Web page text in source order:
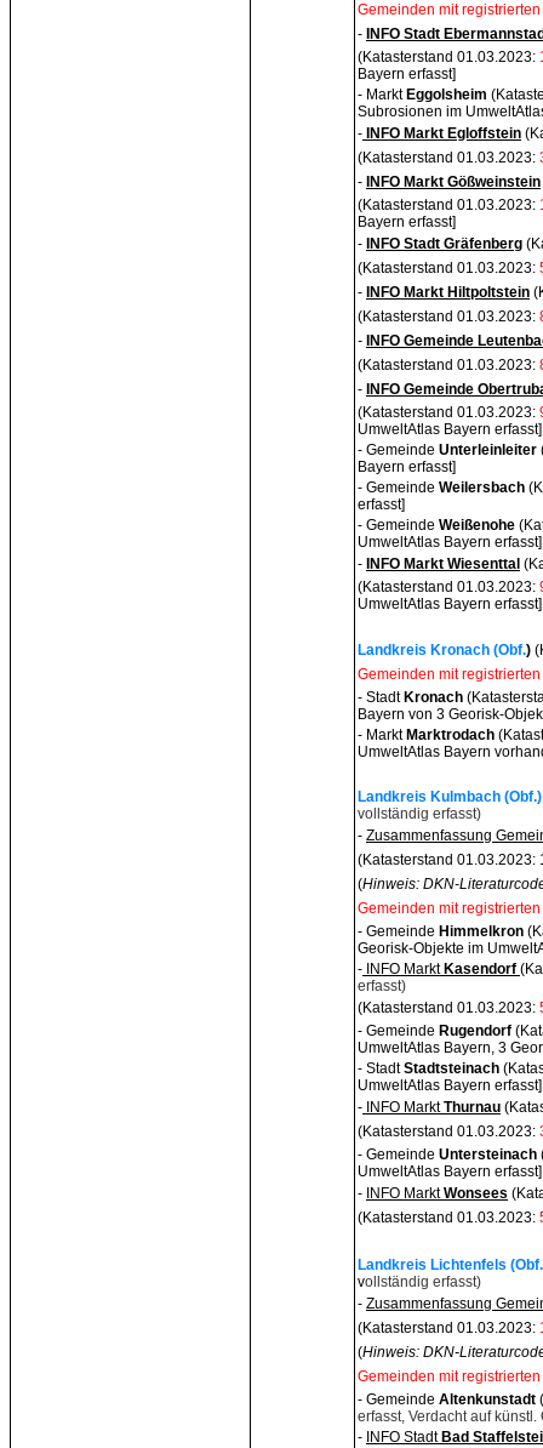
Gemeinden mit
- INFO Stadt
(Katasterstand 01.03.2023:
Bayern erfasst]
- Markt Eggolsheim
Subrosionen im
- INFO Markt Egloffstein
(Katasterstand 01.03.2023:
- INFO Markt Gößweinstein
(Katasterstand 01.03.2023:
Bayern erfasst]
- INFO Stadt Gräfenberg
(Katasterstand 01.03.2023:
- INFO Markt Hiltpoltstein
(Katasterstand 01.03.2023:
- INFO Gemeinde
(Katasterstand 01.03.2023:
- INFO Gemeinde
(Katasterstand 01.03.2023:
UmweltAtlas Bayern erfasst]
- Gemeinde Unterleinleiter
Bayern erfasst]
- Gemeinde Weilersbach
erfasst]
- Gemeinde Weißenohe
UmweltAtlas Bayern erfasst]
- INFO Markt Wiesenttal
(Katasterstand 01.03.2023:
UmweltAtlas Bayern erfasst]
Landkreis Kronach (Obf.)
Gemeinden mit
- Stadt Kronach
Bayern von 3 Georisk-
- Markt Marktrodach
UmweltAtlas Bayern
Landkreis Kulmbach (Obf.)
vollständig erfasst)
- Zusammenfassung
(Katasterstand 01.03.2023:
(Hinweis: DKN-
Gemeinden mit
- Gemeinde Himmelkron
Georisk-Objekte im
- INFO Markt Kasendorf
erfasst)
(Katasterstand 01.03.2023:
- Gemeinde Rugendorf
UmweltAtlas Bayern, 3
- StadtStadtsteinach
UmweltAtlas Bayern erfasst]
- INFO MarktThurnau
(Katasterstand 01.03.2023:
- Gemeinde Untersteinach
UmweltAtlas Bayern erfasst]
- INFO MarktWonsees
(Katasterstand 01.03.2023:
Landkreis Lichtenfels
vollständig erfasst)
- Zusammenfassung
(Katasterstand 01.03.2023:
(Hinweis: DKN-
Gemeinden mit
- Gemeinde Altenkunstadt
erfasst, Verdacht auf künstl.
- INFO Stadt Bad